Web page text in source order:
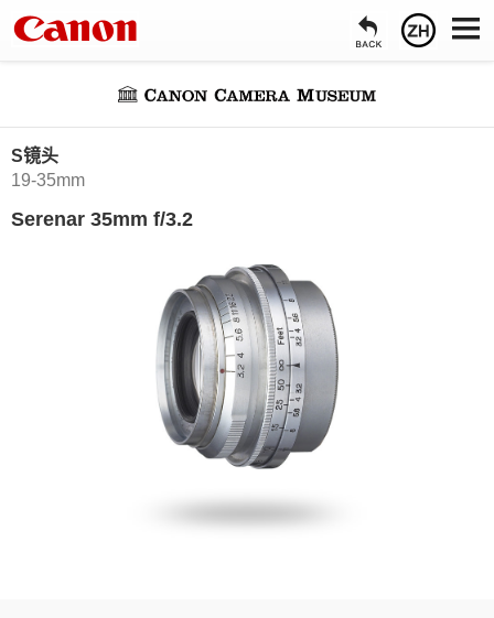
S镜头
19-35mm
Serenar 35mm f/3.2